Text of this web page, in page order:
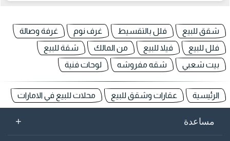
شقق للبيع فلل بالتقسيط غرف نوم
غرفة وصالة
فلل للبيع
فيلا للبيع من المالك
شقة للبيع
بيت شعبي
شقه مفروشه لوحات فنية
الرئيسية عقارات وشقق للبيع محلات للبيع في الامارات
مساعدة +